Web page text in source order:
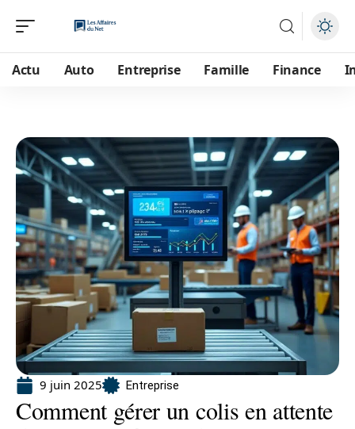
Actu Auto Entreprise Famille Finance
9 juin 2025 Entreprise
Comment gérer un colis en attente